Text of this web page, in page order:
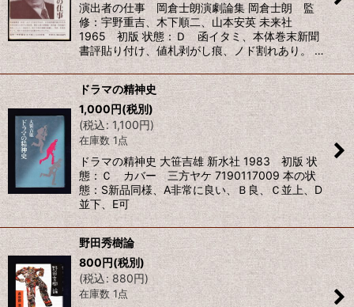
演出者の仕事 岡倉士朗演劇論集 岡倉士朗 監
修：宇野重吉、木下順二、山本安英 未来社
1965 初版 状態：Ｄ 函イタミ、本体巻末新聞
書評貼り付け、値札剥がし痕、ノド割れあり。 …
ドラマの精神史
1,000円(税別)
(税込: 1,100円)
在庫数 1点
ドラマの精神史 大笹吉雄 新水社 1983 初版 状
態：Ｃ カバー 三方ヤケ 7190117009 本の状
態：S新品同様、A非常に良い、Ｂ良、Ｃ並上、D
並下、E可
野田秀樹論
800円(税別)
(税込: 880円)
在庫数 1点